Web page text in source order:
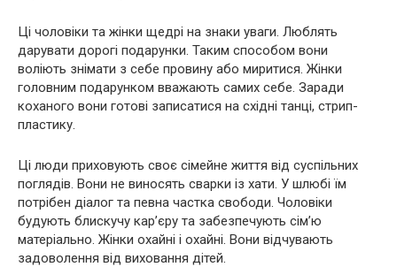
Ці чоловіки та жінки щедрі на знаки уваги. Люблять
дарувати дорогі подарунки. Таким способом вони
воліють знімати з себе провину або миритися. Жінки
головним подарунком вважають самих себе. Заради
коханого вони готові записатися на східні танці, стрип-
пластику.
Ці люди приховують своє сімейне життя від суспільних
поглядів. Вони не виносять сварки із хати. У шлюбі їм
потрібен діалог та певна частка свободи. Чоловіки
будують блискучу кар’єру та забезпечують сім’ю
матеріально. Жінки охайні і охайні. Вони відчувають
задоволення від виховання дітей.